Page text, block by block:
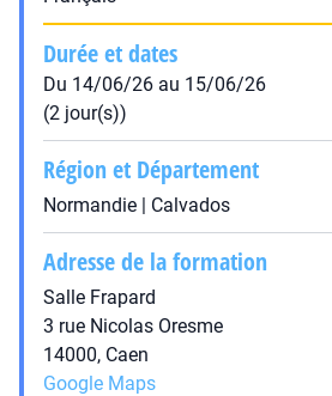
Durée et dates
Du 14/06/26 au 15/06/26
(2 jour(s))
Région et Département
Normandie | Calvados
Adresse de la formation
Salle Frapard
3 rue Nicolas Oresme
14000, Caen
Google Maps